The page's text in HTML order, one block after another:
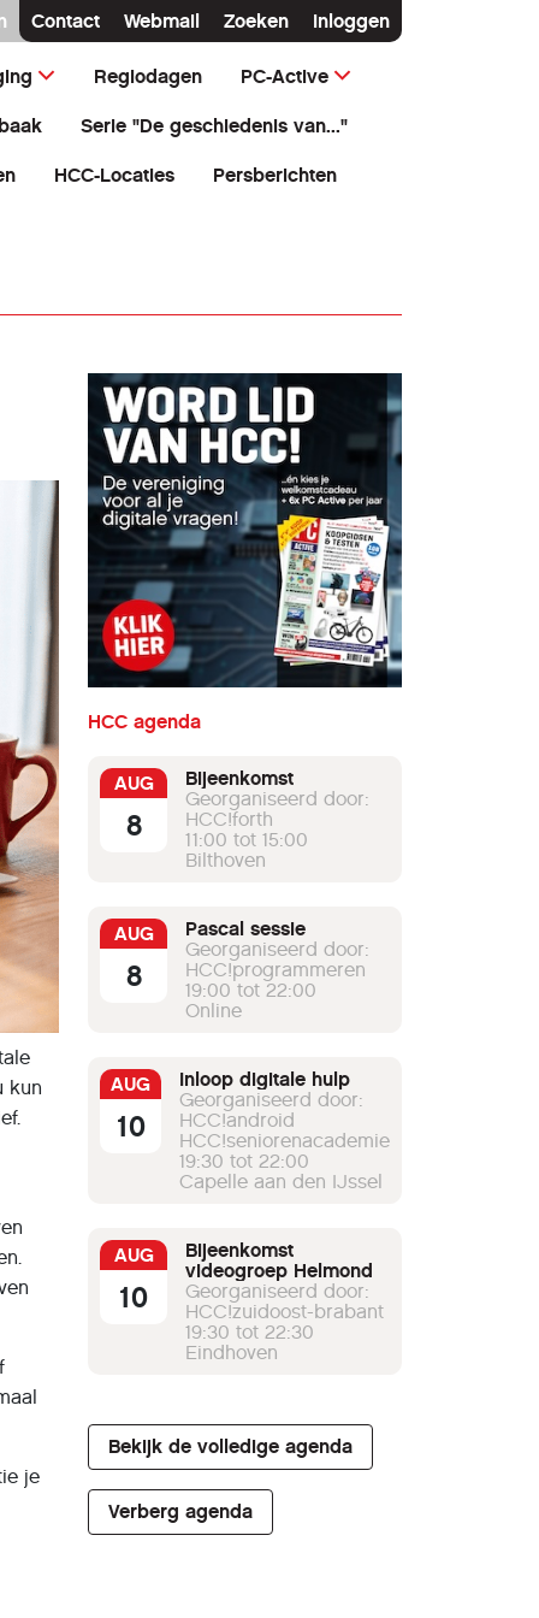
Contact Webmail Zoeken Inloggen
Regiodagen PC-Active
Serie "De geschiedenis van..."
HCC-Locaties Persberichten
kun
je
HCC agenda
AUG
8
Bijeenkomst
Georganiseerd door:
HCC!forth
11:00 tot 15:00
Bilthoven
AUG
8
Pascal sessie
Georganiseerd door:
HCC!programmeren
19:00 tot 22:00
Online
AUG
10
Inloop digitale hulp
Georganiseerd door:
HCC!android
HCC!seniorenacademie
19:30 tot 22:00
Capelle aan den IJssel
AUG
10
Bijeenkomst
videogroep Helmond
Georganiseerd door:
HCC!zuidoost-brabant
19:30 tot 22:30
Eindhoven
Bekijk de volledige agenda
Verberg agenda